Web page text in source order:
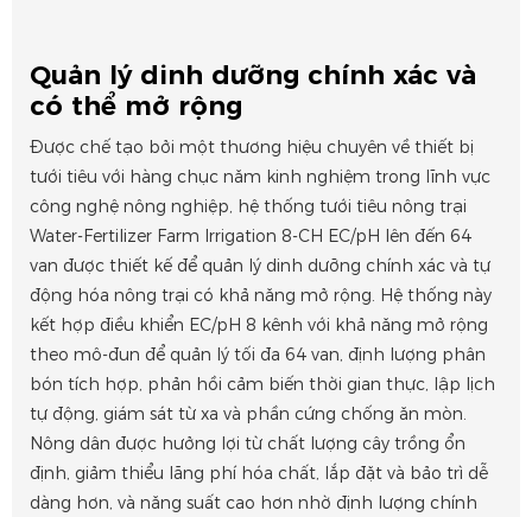
Quản lý dinh dưỡng chính xác và
có thể mở rộng
Được chế tạo bởi một thương hiệu chuyên về thiết bị
tưới tiêu với hàng chục năm kinh nghiệm trong lĩnh vực
công nghệ nông nghiệp, hệ thống tưới tiêu nông trại
Water-Fertilizer Farm Irrigation 8-CH EC/pH lên đến 64
van được thiết kế để quản lý dinh dưỡng chính xác và tự
động hóa nông trại có khả năng mở rộng. Hệ thống này
kết hợp điều khiển EC/pH 8 kênh với khả năng mở rộng
theo mô-đun để quản lý tối đa 64 van, định lượng phân
bón tích hợp, phản hồi cảm biến thời gian thực, lập lịch
tự động, giám sát từ xa và phần cứng chống ăn mòn.
Nông dân được hưởng lợi từ chất lượng cây trồng ổn
định, giảm thiểu lãng phí hóa chất, lắp đặt và bảo trì dễ
dàng hơn, và năng suất cao hơn nhờ định lượng chính